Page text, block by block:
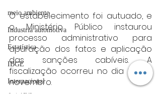
meio ambiente
Industria automotiva
Estatística
IBGE
Internacional
O estabelecimento foi autuado, e
o Ministério Público instaurou
processo administrativo para
apuração dos fatos e aplicação
das sanções cabíveis. A
fiscalização ocorreu no dia 26 de
novembro.
Fonte: MPMG